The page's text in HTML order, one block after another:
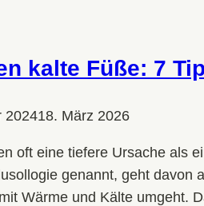
kalte Füße: 7
202418. März 2026
oft eine tiefere Ursache als
genannt, geht
Wärme und Kälte umgeht.